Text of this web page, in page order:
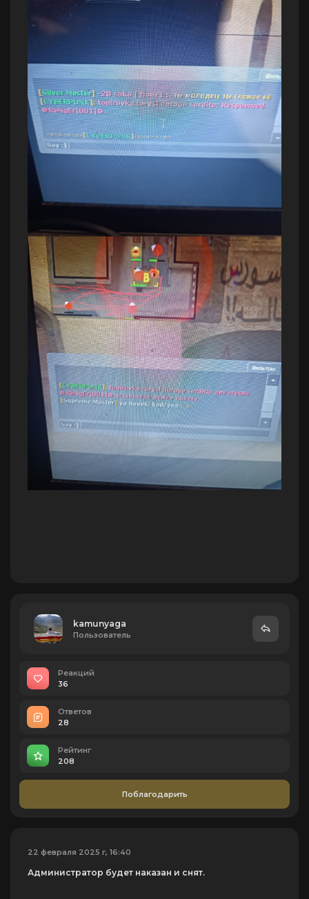
kamunyaga
Пользователь
Реакций
36
Ответов
28
Рейтинг
208
Поблагодарить
22 февраля 2025 г, 16:40
Администратор будет наказан и снят.